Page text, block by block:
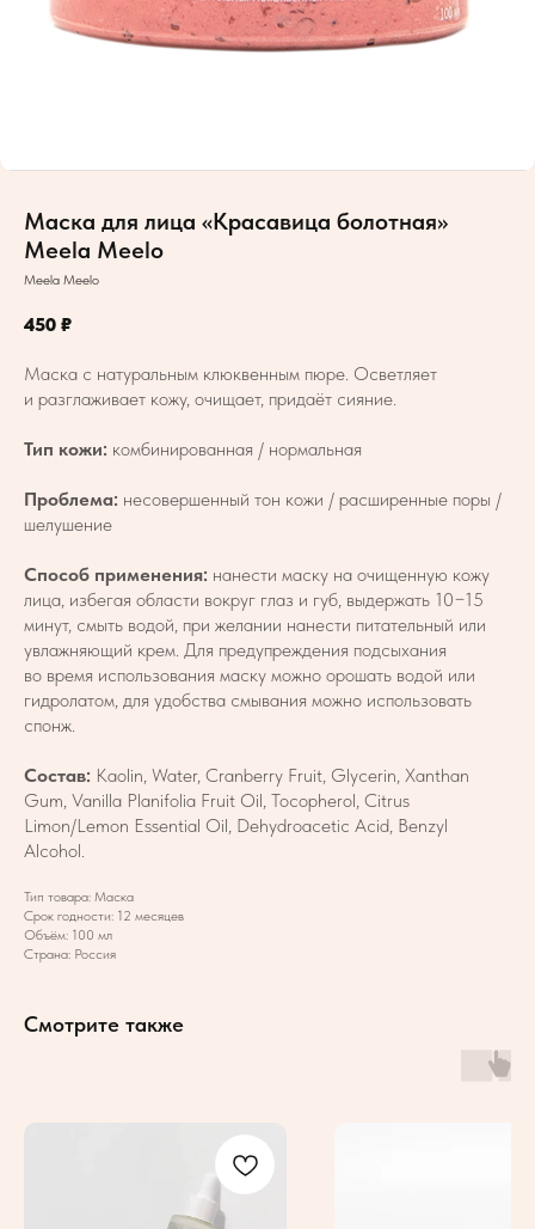
Маска для лица «Красавица болотная»
Meela Meelo
Meela Meelo
450 ₽
Маска с натуральным клюквенным пюре. Осветляет
и разглаживает кожу, очищает, придаёт сияние.
Тип кожи: комбинированная / нормальная
Проблема: несовершенный тон кожи / расширенные поры /
шелушение
Способ применения: нанести маску на очищенную кожу
лица, избегая области вокруг глаз и губ, выдержать 10−15
минут, смыть водой, при желании нанести питательный или
увлажняющий крем. Для предупреждения подсыхания
во время использования маску можно орошать водой или
гидролатом, для удобства смывания можно использовать
спонж.
Состав: Kaolin, Water, Cranberry Fruit, Glycerin, Xanthan
Gum, Vanilla Planifolia Fruit Oil, Tocopherol, Citrus
Limon/Lemon Essential Oil, Dehydroacetic Acid, Benzyl
Alcohol.
Тип товара: Маска
Срок годности: 12 месяцев
Объём: 100 мл
Страна: Россия
Смотрите также